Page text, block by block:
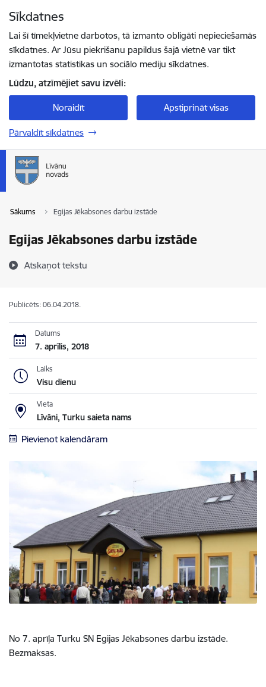
Sīkdatnes
Lai šī tīmekļvietne darbotos, tā izmanto obligāti nepieciešamās
sīkdatnes. Ar Jūsu piekrišanu papildus šajā vietnē var tikt
izmantotas statistikas un sociālo mediju sīkdatnes.
Lūdzu, atzīmējiet savu izvēli:
Noraidīt Apstiprināt visas
Pārvaldīt sīkdatnes
Sākums Egijas Jēkabsones darbu izstāde
Egijas Jēkabsones darbu izstāde
Atskaņot tekstu
Publicēts: 06.04.2018.
Datums
7. aprīlis, 2018
Laiks
Visu dienu
Vieta
Līvāni, Turku saieta nams
Pievienot kalendāram
No 7. aprīļa Turku SN Egijas Jēkabsones darbu izstāde.
Bezmaksas.